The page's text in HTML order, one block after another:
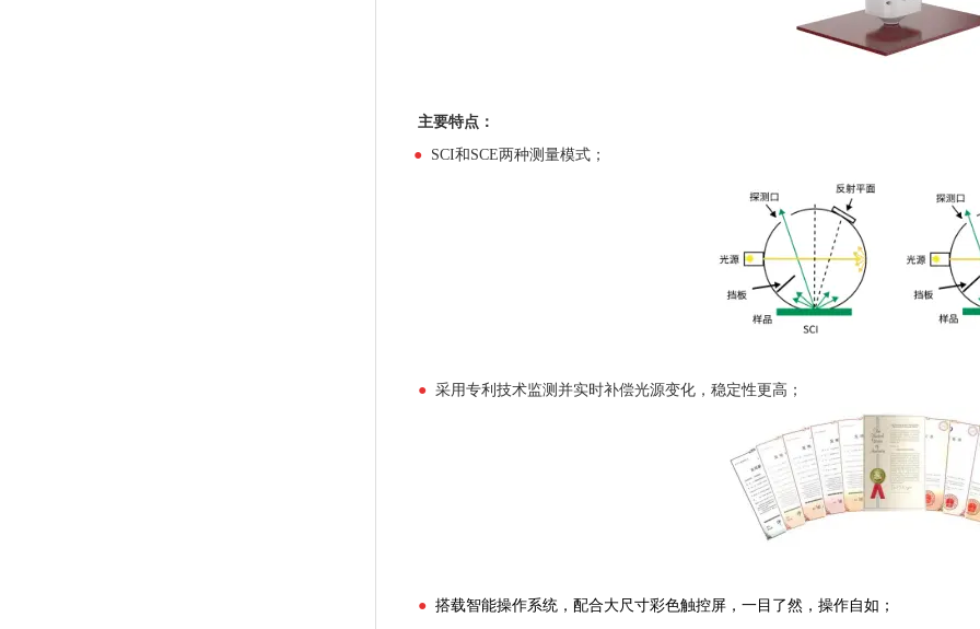
主要特点：
● SCI和SCE两种测量模式；
● 采用专利技术监测并实时补偿光源变化，稳定性更高；
● 搭载智能操作系统，配合大尺寸彩色触控屏，一目了然，操作自如；